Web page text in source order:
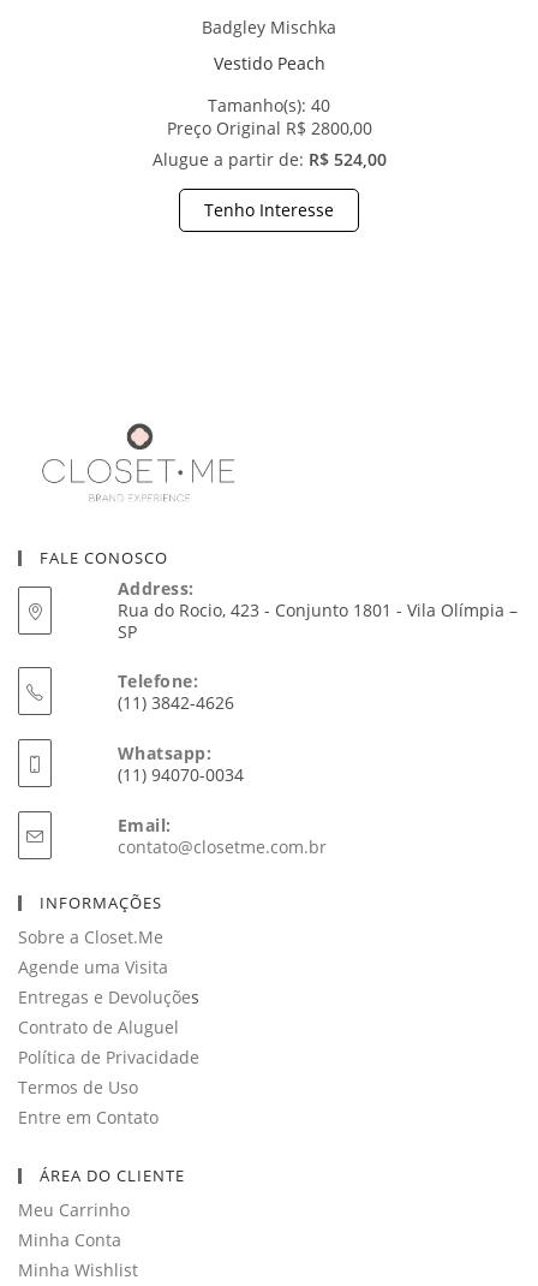
Badgley Mischka
Vestido Peach
Tamanho(s): 40
Preço Original R$ 2800,00
Alugue a partir de: R$ 524,00
Tenho Interesse
FALE CONOSCO
Address:
Rua do Rocio, 423 - Conjunto 1801 - Vila Olímpia –
SP
Telefone:
(11) 3842-4626
Whatsapp:
(11) 94070-0034
Email:
contato@closetme.com.brAbre
INFORMAÇÕES
Sobre a Closet.Me
Agende uma Visita
Entregas e Devoluções
Contrato de Aluguel
Política de Privacidade
Termos de Uso
Entre em Contato
ÁREA DO CLIENTE
Meu Carrinho
Minha Conta
Minha Wishlist